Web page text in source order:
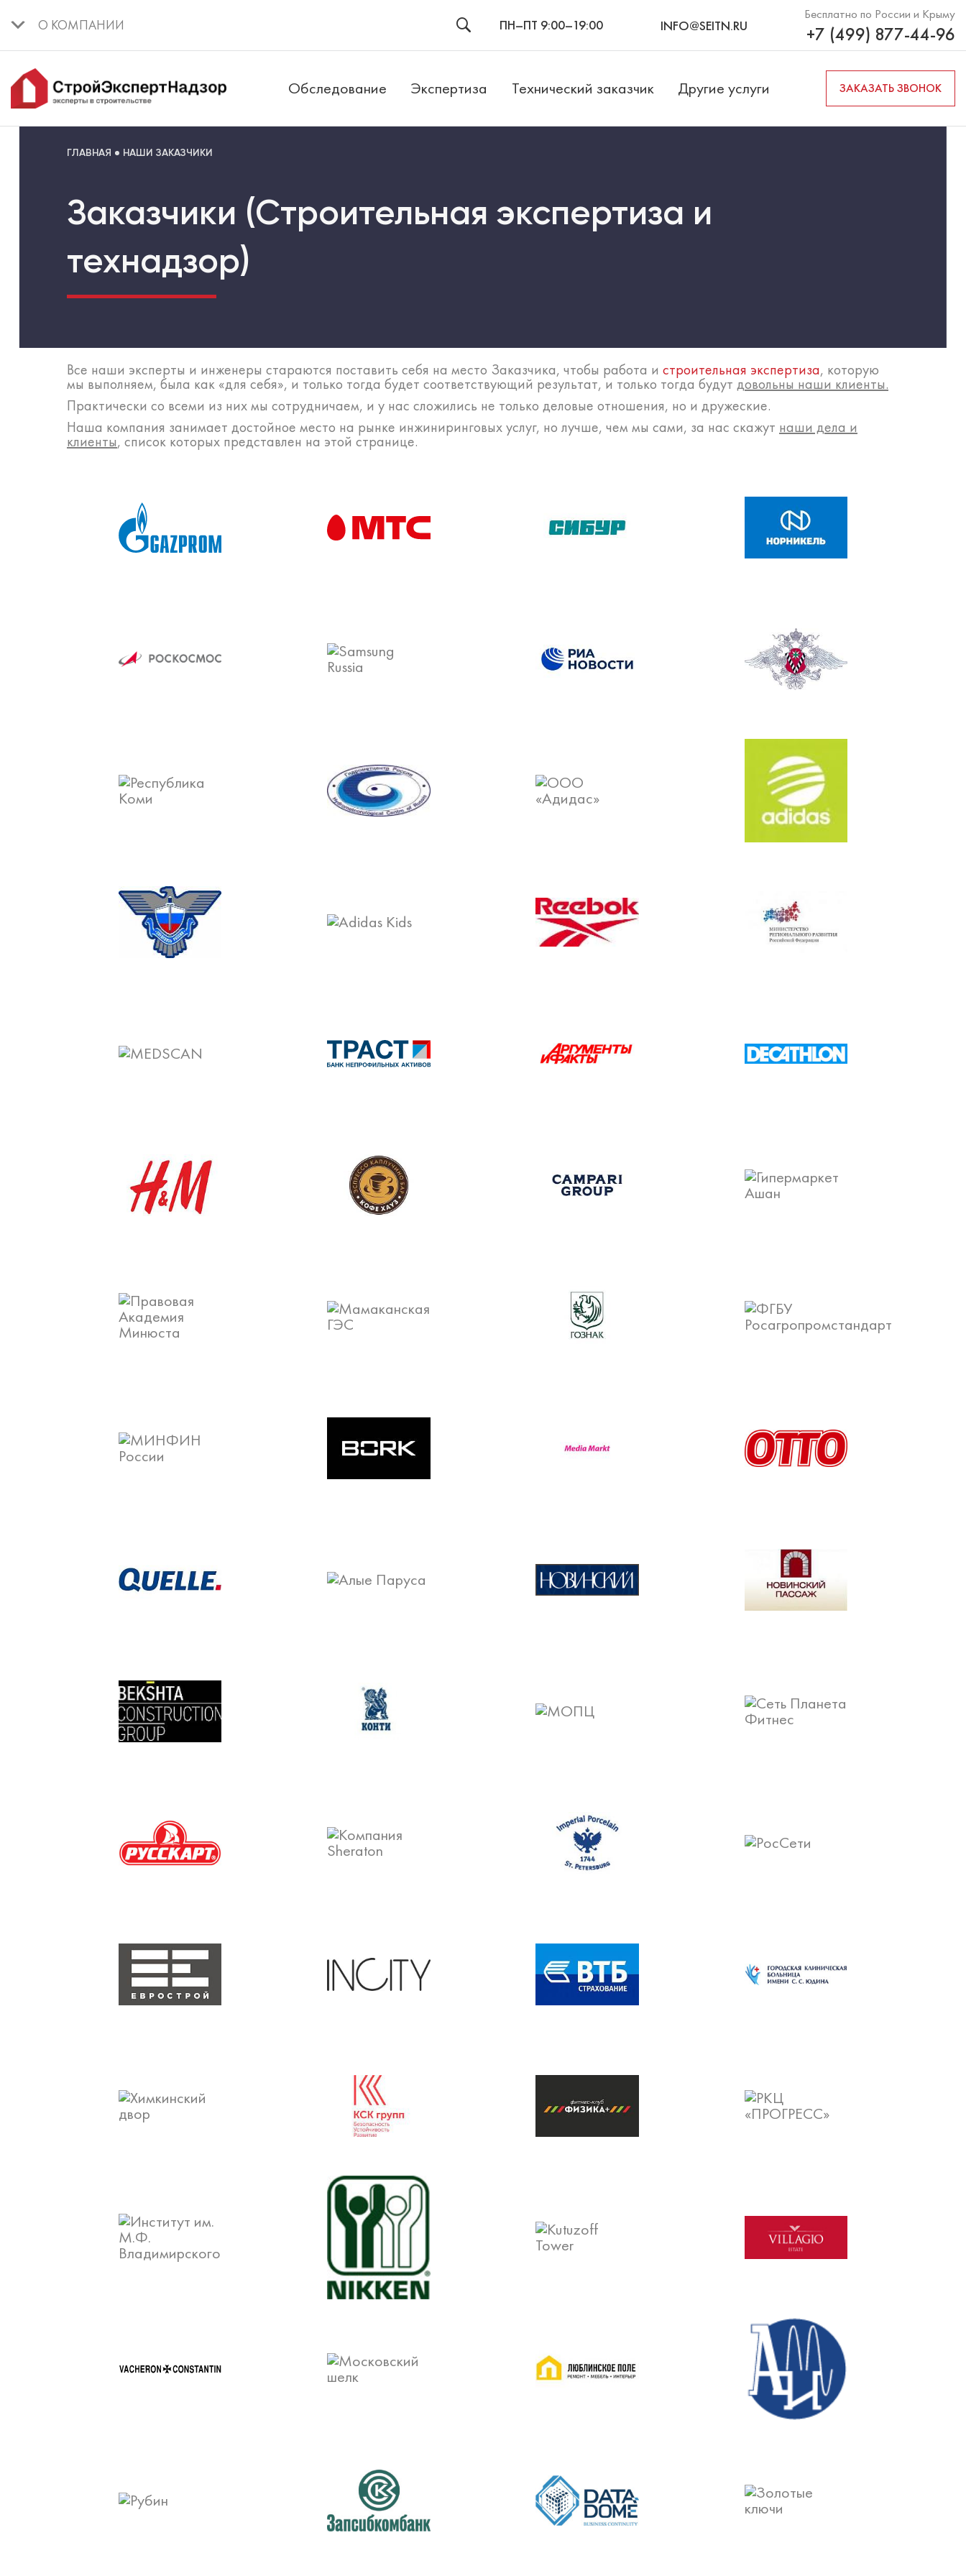
О КОМПАНИИ ПН–ПТ 9:00–19:00 INFO@SEITN.RU
Бесплатно по России и Крыму
+7 (499) 877-44-96
Обследование Экспертиза Технический заказчик Другие услуги ЗАКАЗАТЬ ЗВОНОК
ГЛАВНАЯ НАШИ ЗАКАЗЧИКИ
Заказчики (Строительная экспертиза и
технадзор)
Все наши эксперты и инженеры стараются поставить себя на место Заказчика, чтобы работа и строительная экспертиза, которую
мы выполняем, была как «для себя», и только тогда будет соответствующий результат, и только тогда будут довольны наши клиенты.
Практически со всеми из них мы сотрудничаем, и у нас сложились не только деловые отношения, но и дружеские.
Наша компания занимает достойное место на рынке инжиниринговых услуг, но лучше, чем мы сами, за нас скажут наши дела и
клиенты, список которых представлен на этой странице.